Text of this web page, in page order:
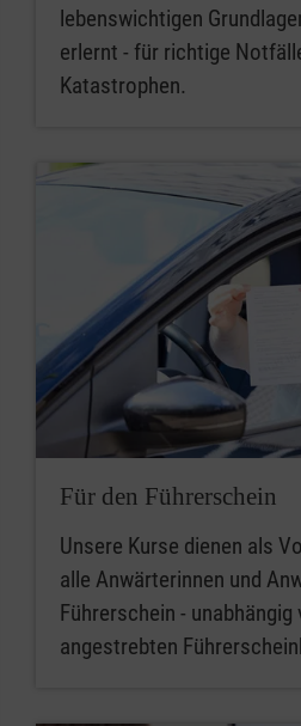
lebenswichtigen
erlernt - für richtige
Katastrophen.
Für den Führerschein
Unsere Kurse dienen als
alle Anwärterinnen und
Führerschein - unabhängig
angestrebten